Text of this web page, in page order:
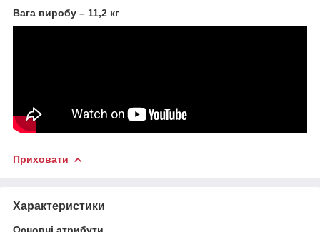
Вага виробу – 11,2 кг
Приховати
Характеристики
Основні атрибути